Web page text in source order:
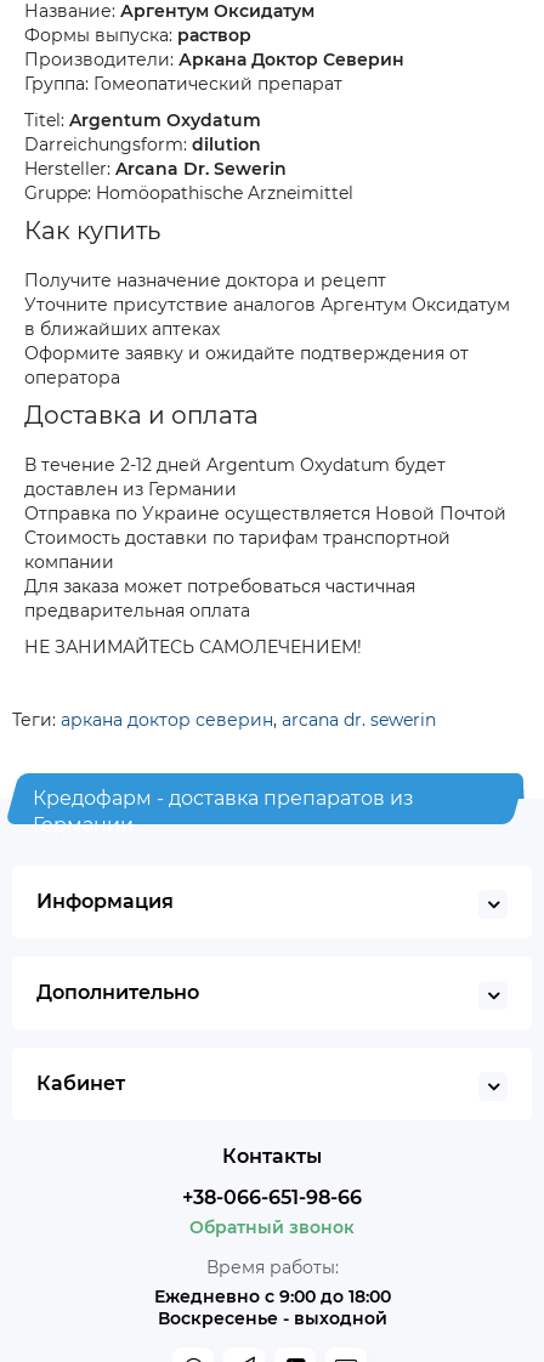
Название: Аргентум Оксидатум
Формы выпуска: раствор
Производители: Аркана Доктор Северин
Группа: Гомеопатический препарат
Titel: Argentum Oxydatum
Darreichungsform: dilution
Hersteller: Arcana Dr. Sewerin
Gruppe: Homöopathische Arzneimittel
Как купить
Получите назначение доктора и рецепт
Уточните присутствие аналогов Аргентум Оксидатум
в ближайших аптеках
Оформите заявку и ожидайте подтверждения от
оператора
Доставка и оплата
В течение 2-12 дней Argentum Oxydatum будет
доставлен из Германии
Отправка по Украине осуществляется Новой Почтой
Стоимость доставки по тарифам транспортной
компании
Для заказа может потребоваться частичная
предварительная оплата
НЕ ЗАНИМАЙТЕСЬ САМОЛЕЧЕНИЕМ!
Теги: аркана доктор северин, arcana dr. sewerin
Кредофарм - доставка препаратов из
Германии
Информация
Дополнительно
Кабинет
Контакты
+38-066-651-98-66
Обратный звонок
Время работы:
Ежедневно с 9:00 до 18:00
Воскресенье - выходной